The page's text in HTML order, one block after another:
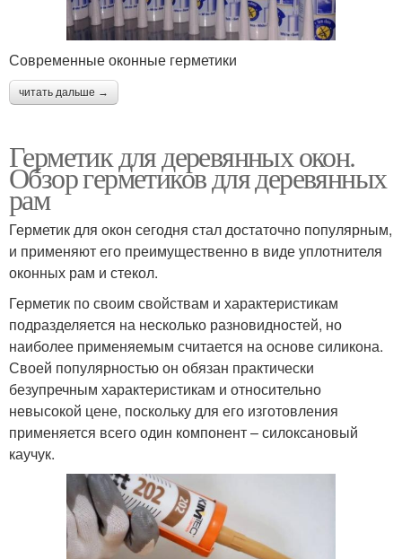
Современные оконные герметики
читать дальше →
Герметик для деревянных окон.
Обзор герметиков для деревянных
рам
Герметик для окон сегодня стал достаточно популярным,
и применяют его преимущественно в виде уплотнителя
оконных рам и стекол.
Герметик по своим свойствам и характеристикам
подразделяется на несколько разновидностей, но
наиболее применяемым считается на основе силикона.
Своей популярностью он обязан практически
безупречным характеристикам и относительно
невысокой цене, поскольку для его изготовления
применяется всего один компонент – силоксановый
каучук.